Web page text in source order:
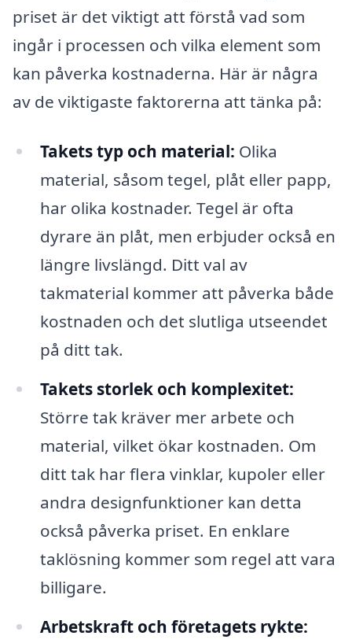
priset är det viktigt att förstå vad som
ingår i processen och vilka element som
kan påverka kostnaderna. Här är några
av de viktigaste faktorerna att tänka på:
Takets typ och material: Olika
material, såsom tegel, plåt eller papp,
har olika kostnader. Tegel är ofta
dyrare än plåt, men erbjuder också en
längre livslängd. Ditt val av
takmaterial kommer att påverka både
kostnaden och det slutliga utseendet
på ditt tak.
Takets storlek och komplexitet:
Större tak kräver mer arbete och
material, vilket ökar kostnaden. Om
ditt tak har flera vinklar, kupoler eller
andra designfunktioner kan detta
också påverka priset. En enklare
taklösning kommer som regel att vara
billigare.
Arbetskraft och företagets rykte: